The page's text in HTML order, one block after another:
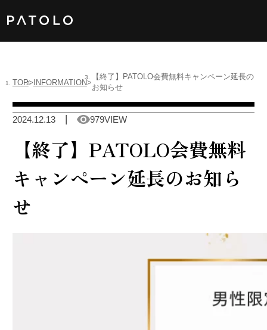
男性TOP
加盟店TOP
ABOUT US
男性会員
Language
TOP INFORMATION
【終了】PATOLO会費無料キャンペーン延長の
お知らせ
2024.12.13 979VIEW
【終了】PATOLO会費無料
キャンペーン延長のお知ら
せ